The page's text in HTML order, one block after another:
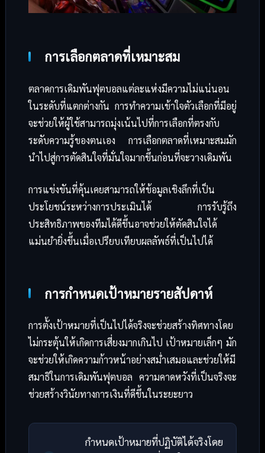
การเลือกตลาดที่เหมาะสม
ตลาดการเดิมพันฟุตบอลแต่ละแห่งมีความไม่แน่นอน
ในระดับที่แตกต่างกัน การทำความเข้าใจตัวเลือกที่มีอยู่
จะช่วยให้ผู้ใช้สามารถมุ่งเน้นไปที่การเลือกที่ตรงกับ
ระดับความรู้ของตนเอง การเลือกตลาดที่เหมาะสมมัก
นำไปสู่การตัดสินใจที่มั่นใจมากขึ้นก่อนที่จะวางเดิมพัน
การแข่งขันที่คุ้นเคยสามารถให้ข้อมูลเชิงลึกที่เป็น
ประโยชน์ระหว่างการประเมินได้ การรับรู้ถึง
ประสิทธิภาพของทีมได้ดีขึ้นอาจช่วยให้ตัดสินใจได้
แม่นยำยิ่งขึ้นเมื่อเปรียบเทียบผลลัพธ์ที่เป็นไปได้
การกำหนดเป้าหมายรายสัปดาห์
การตั้งเป้าหมายที่เป็นไปได้จริงจะช่วยสร้างทิศทางโดย
ไม่กระตุ้นให้เกิดการเสี่ยงมากเกินไป เป้าหมายเล็กๆ มัก
จะช่วยให้เกิดความก้าวหน้าอย่างสม่ำเสมอและช่วยให้มี
สมาธิในการเดิมพันฟุตบอล ความคาดหวังที่เป็นจริงจะ
ช่วยสร้างวินัยทางการเงินที่ดีขึ้นในระยะยาว
กำหนดเป้าหมายที่ปฏิบัติได้จริงโดย